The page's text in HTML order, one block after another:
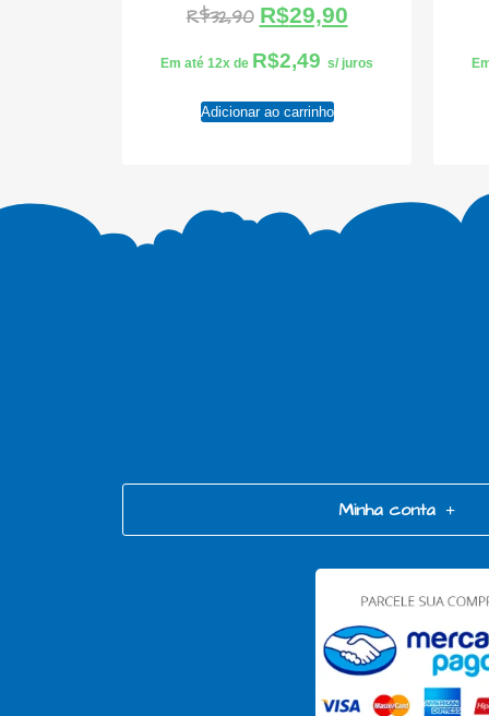
R$32,90 R$29,90
Em até 12x de R$2,49 s/ juros
Adicionar ao carrinho
Minha conta